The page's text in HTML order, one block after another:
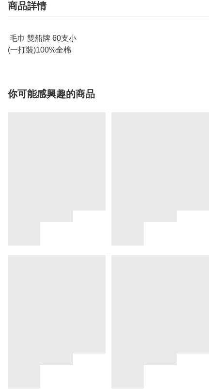
商品詳情
毛巾 雙船牌 60支小
(一打裝)100%全棉
你可能感興趣的商品